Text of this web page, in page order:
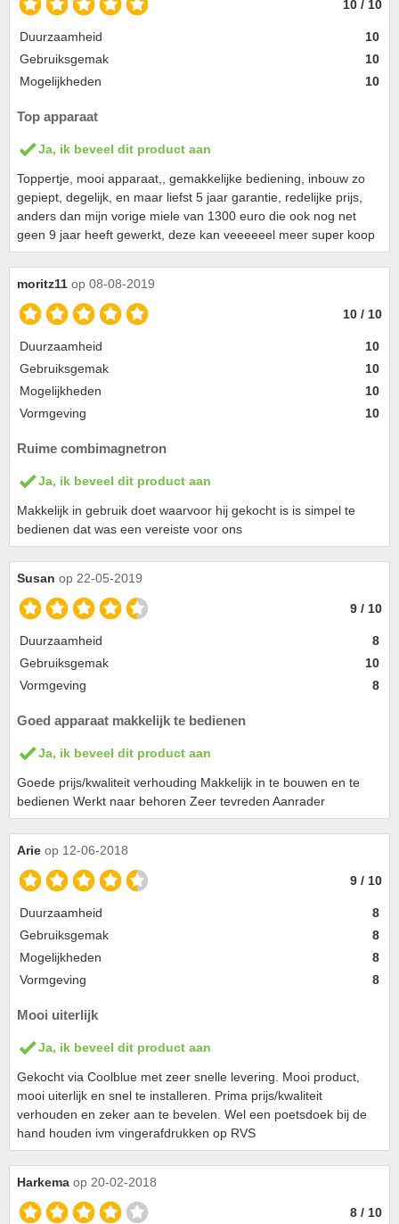
10 / 10
Duurzaamheid
10
Gebruiksgemak
10
Mogelijkheden
10
Top apparaat
Ja, ik beveel dit product aan
Toppertje, mooi apparaat,, gemakkelijke bediening, inbouw zo
gepiept, degelijk, en maar liefst 5 jaar garantie, redelijke prijs,
anders dan mijn vorige miele van 1300 euro die ook nog net
geen 9 jaar heeft gewerkt, deze kan veeeeeel meer super koop
moritz11 op 08-08-2019
10 / 10
Duurzaamheid
10
Gebruiksgemak
10
Mogelijkheden
10
Vormgeving
10
Ruime combimagnetron
Ja, ik beveel dit product aan
Makkelijk in gebruik doet waarvoor hij gekocht is is simpel te
bedienen dat was een vereiste voor ons
Susan op 22-05-2019
9 / 10
Duurzaamheid
8
Gebruiksgemak
10
Vormgeving
8
Goed apparaat makkelijk te bedienen
Ja, ik beveel dit product aan
Goede prijs/kwaliteit verhouding Makkelijk in te bouwen en te
bedienen Werkt naar behoren Zeer tevreden Aanrader
Arie op 12-06-2018
9 / 10
Duurzaamheid
8
Gebruiksgemak
8
Mogelijkheden
8
Vormgeving
8
Mooi uiterlijk
Ja, ik beveel dit product aan
Gekocht via Coolblue met zeer snelle levering. Mooi product,
mooi uiterlijk en snel te installeren. Prima prijs/kwaliteit
verhouden en zeker aan te bevelen. Wel een poetsdoek bij de
hand houden ivm vingerafdrukken op RVS
Harkema op 20-02-2018
8 / 10